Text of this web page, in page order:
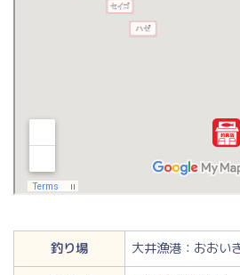
釣り場
大井漁港：おおい